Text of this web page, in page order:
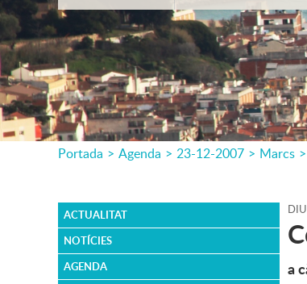
Portada > Agenda > 23-12-2007 > Marcs >
ACTUALITAT
NOTÍCIES
AGENDA
a